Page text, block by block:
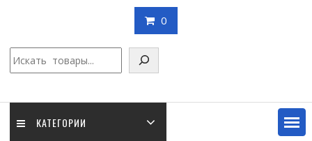
0
КАТЕГОРИИ